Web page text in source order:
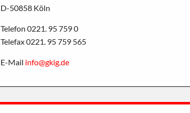
D-50858 Köln
Telefon 0221. 95 759 0
Telefax 0221. 95 759 565
E-Mail info@gkig.de